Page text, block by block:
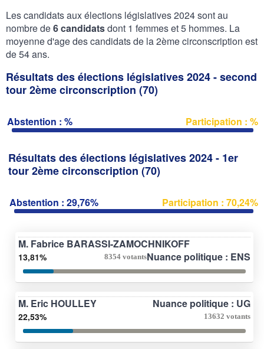
Les candidats aux élections législatives 2024 sont au
nombre de6 candidatsdont 1 femmes et 5 hommes. La
moyenne d'age des candidats de la 2ème circonscription est
de 54 ans.
Résultats des élections législatives 2024 - second
tour 2ème circonscription (70)
Abstention : % Participation : %
Résultats des élections législatives 2024 - 1er
tour 2ème circonscription (70)
Abstention : 29,76% Participation : 70,24%
M. Fabrice BARASSI-ZAMOCHNIKOFF
Nuance politique : ENS
13,81% 8354 votants
M. Eric HOULLEY Nuance politique : UG
22,53% 13632 votants